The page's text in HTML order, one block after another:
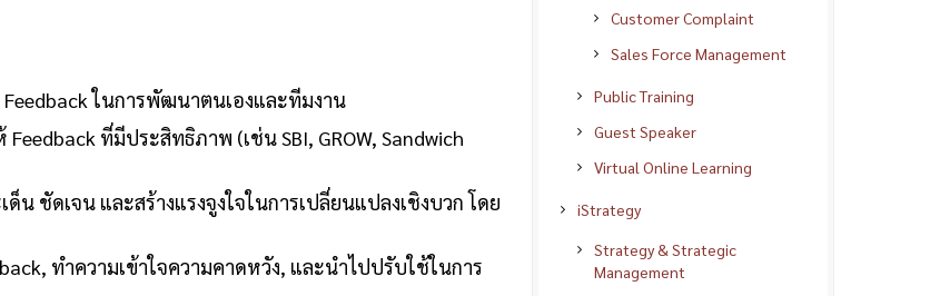
ในการพัฒนาตนเองและทีมงาน
ที่มีประสิทธิภาพ (เช่น SBI, GROW, Sandwich
น ชัดเจน และสร้างแรงจูงใจในการเปลี่ยนแปลงเชิงบวก โดย
ทำความเข้าใจความคาดหวัง, และนำไปปรับใช้ในการ
Customer Complaint
Sales Force Management
Public Training
Guest Speaker
Virtual Online Learning
iStrategy
Strategy & Strategic
Management